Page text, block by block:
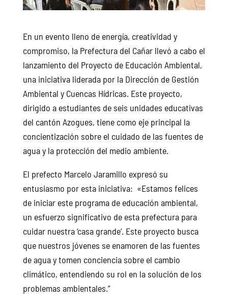
En un evento lleno de energía, creatividad y
compromiso, la Prefectura del Cañar llevó a cabo el
lanzamiento del Proyecto de Educación Ambiental,
una iniciativa liderada por la Dirección de Gestión
Ambiental y Cuencas Hídricas. Este proyecto,
dirigido a estudiantes de seis unidades educativas
del cantón Azogues, tiene como eje principal la
concientización sobre el cuidado de las fuentes de
agua y la protección del medio ambiente.
El prefecto Marcelo Jaramillo expresó su
entusiasmo por esta iniciativa: «Estamos felices
de iniciar este programa de educación ambiental,
un esfuerzo significativo de esta prefectura para
cuidar nuestra ‘casa grande’. Este proyecto busca
que nuestros jóvenes se enamoren de las fuentes
de agua y tomen conciencia sobre el cambio
climático, entendiendo su rol en la solución de los
problemas ambientales.”